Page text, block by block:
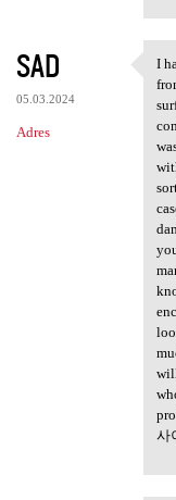
SAD
05.03.2024
Adres
I
I
사